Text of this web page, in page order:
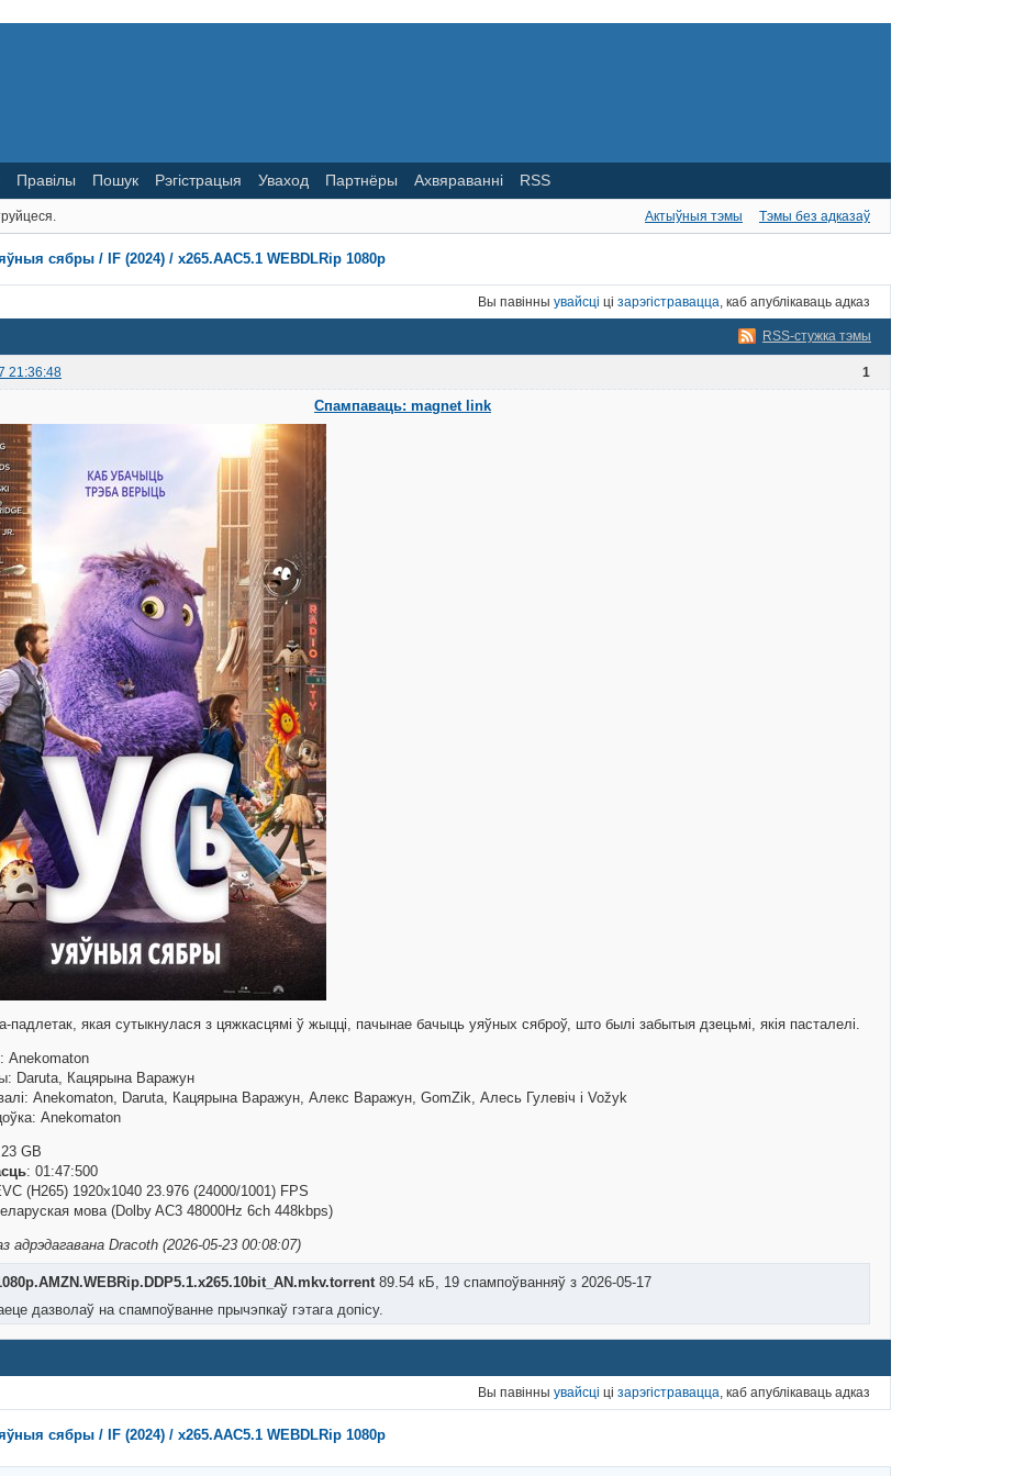
Правілы Пошук Рэгістрацыя Уваход Партнёры Ахвяраванні RSS
Актыўныя тэмы Тэмы без адказаў
сябры / IF (2024) / x265.AAC5.1 WEBDLRip 1080p
Вы павінны увайсці ці зарэгістравацца , каб апублікаваць адказ
RSS-стужка тэмы
1
21:36:48
Спампаваць: magnet link
падлетак, якая сутыкнулася з цяжкасцямі ў жыцці, пачынае бачыць уяўных сяброў, што былі забытыя дзецьмі, якія пасталелі.
Anekomaton
Daruta, Кацярына Варажун
Anekomaton, Daruta, Кацярына Варажун, Алекс Варажун, GomZik, Алесь Гулевіч і Vožyk
Anekomaton
GB
: 01:47:500
(H265) 1920x1040 23.976 (24000/1001) FPS
мова (Dolby AC3 48000Hz 6ch 448kbps)
адрэдагавана Dracoth (2026-05-23 00:08:07)
89.54 кБ, 19 спампоўванняў з 2026-05-17
дазволаў на спампоўванне прычэпкаў гэтага допісу.
Вы павінны увайсці ці зарэгістравацца , каб апублікаваць адказ
сябры / IF (2024) / x265.AAC5.1 WEBDLRip 1080p